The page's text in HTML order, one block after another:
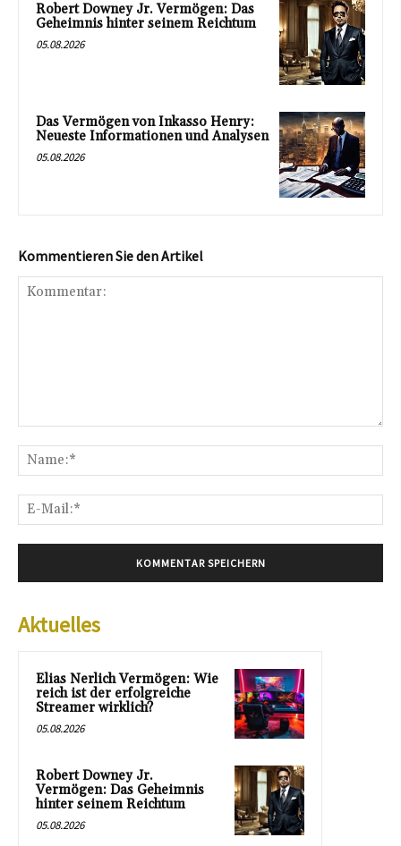
Robert Downey Jr. Vermögen: Das
Geheimnis hinter seinem Reichtum
05.08.2026
Das Vermögen von Inkasso Henry:
Neueste Informationen und Analysen
05.08.2026
Kommentieren Sie den Artikel
Aktuelles
Elias Nerlich Vermögen: Wie
reich ist der erfolgreiche
Streamer wirklich?
05.08.2026
Robert Downey Jr.
Vermögen: Das Geheimnis
hinter seinem Reichtum
05.08.2026